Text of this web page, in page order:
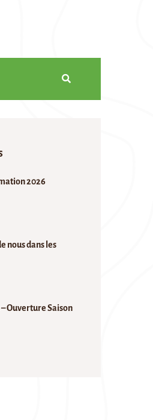
2026
nous dans les
Ouverture Saison